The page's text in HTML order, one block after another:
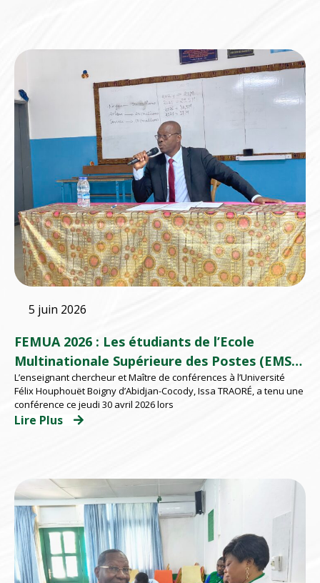
5 juin 2026
FEMUA 2026 : Les étudiants de l’Ecole
Multinationale Supérieure des Postes (EMSP)
d’Abidjan répondent présents
L’enseignant chercheur et Maître de conférences à l’Université
Félix Houphouët Boigny d’Abidjan-Cocody, Issa TRAORÉ, a tenu une
conférence ce jeudi 30 avril 2026 lors
Lire Plus